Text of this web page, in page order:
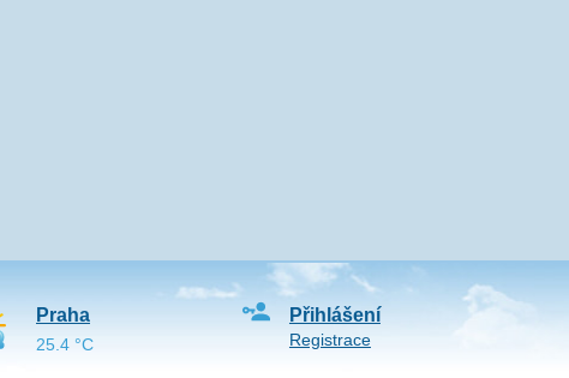
Přihlášení
Registrace
Praha
25.4 °C